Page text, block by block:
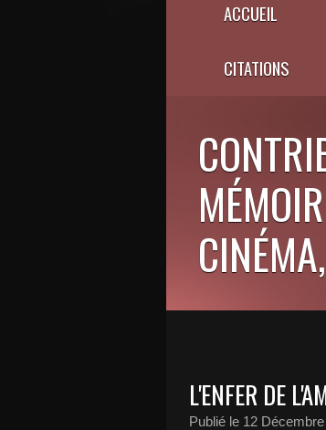
ACCUEIL
CITATIONS
L'ENFER DE
Publié le 12